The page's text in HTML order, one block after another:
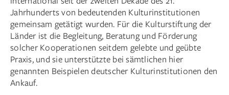
Jahrhunderts von bedeutenden Kulturinstitutionen
gemeinsam getätigt wurden. Für die Kulturstiftung der
Länder ist die Begleitung, Beratung und Förderung
solcher Kooperationen seitdem gelebte und geübte
Praxis, und sie unterstützte bei sämtlichen hier
genannten Beispielen deutscher Kulturinstitutionen den
Ankauf.